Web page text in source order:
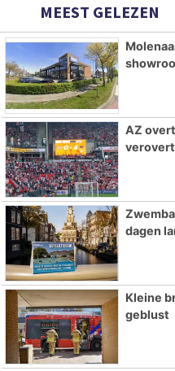
MEEST GELEZEN
AZ
dagen
Kleine
geblust